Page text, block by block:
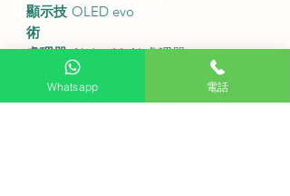
顯示技
術
OLED evo
處理器 Alpha 11 AI 處理器
刷新率 144Hz
HDR
Dolby Vision, HDR10, HLG
Whatsapp 電話